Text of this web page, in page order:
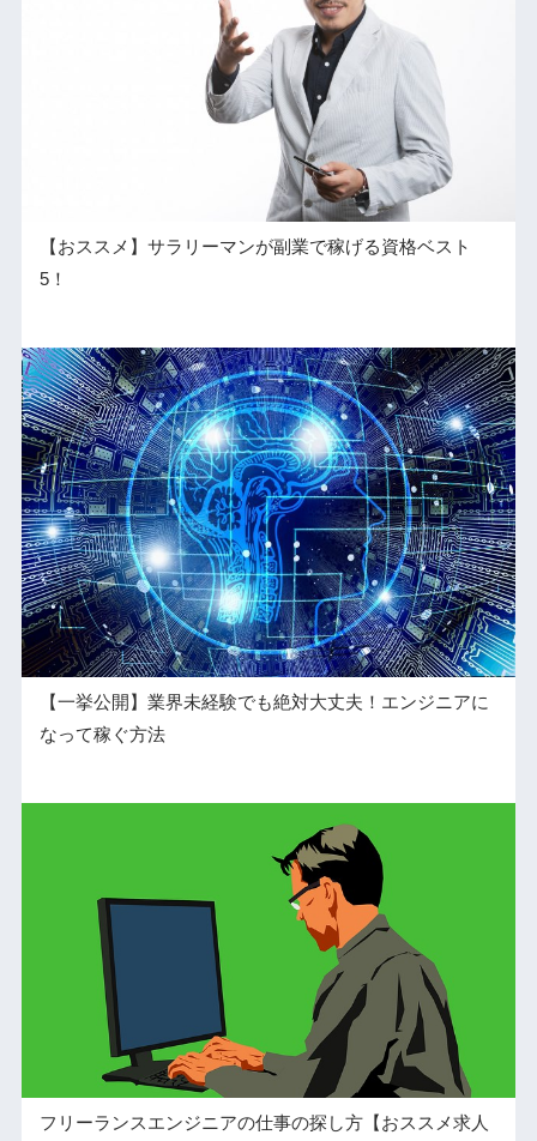
【おススメ】サラリーマンが副業で稼げる資格ベスト
5！
【一挙公開】業界未経験でも絶対大丈夫！エンジニアに
なって稼ぐ方法
フリーランスエンジニアの仕事の探し方【おススメ求人